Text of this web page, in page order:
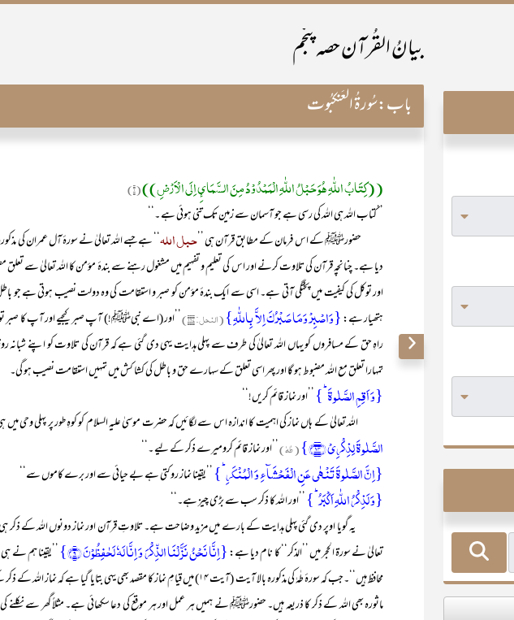
بیانُ القُرآن حصہ پنجم
باب:سُورۃُ الْعَنکبُوت
((کِتَابُ اللّٰہِ ھُوَ حَبْلُ اللّٰہِ الْمَمْدُوْدُ مِنَ السَّمَائِ اِلَی الْاَرْضِ))(۱)
’’کتاب اللہ ہی اللہ کی رسی ہے جو آسمان سے زمین تک تنی ہوئی ہے ۔‘‘
حضورﷺ کے اس فرمان کے مطابق قرآن ہی ’’ حبل اللہ‘‘ ہے جسے اللہ تعالیٰ نے سورۂ آل عمران کی
دیا ہے۔ چنانچہ قرآن کی تلاوت کرنے اور اس کی تعلیم و تفہیم میں مشغول رہنے سے بندۂ مؤمن کا اللہ تعالیٰ سے
اور توکل کی کیفیت میں پختگی آتی ہے۔ اسی سے ایک بندۂ مؤمن کو صبر و استقامت کی وہ دولت نصیب ہوتی ہے
ہتھیار ہے:{وَاصْبِرْ وَمَا صَبْرُکَ اِلاَّ بِاللّٰہِ}(النحل: ۱۲۷)
’’اور (اے نبیﷺ!) آپ صبر کیجیے اور آپ کا صبر
راہِ حق کے مسافروں کو یہاں اللہ تعالیٰ کی طرف سے پہلی ہدایت یہی دی گئی ہے کہ قرآن کی تلاوت کو اپنے
تمہارا تعلق مع اللہ مضبوط ہو گا اور پھر اسی تعلق کے سہارے حق و باطل کی کشا کش میں تمہیں استقامت نصیب ہو گی۔
{وَ اَقِمِ الصَّلٰوۃَ ؕ} ’’اور نماز قائم کریں!‘‘
اللہ تعالیٰ کے ہاں نماز کی اہمیت کا اندازہ اس سے لگائیں کہ حضرت موسیٰ علیہ السلام کو کوہِ طور پر پہلی وحی
الصَّلٰوۃَ لِذِکۡرِیۡ ﴿۱۴﴾}
( طٰہٰ) ’’اور نماز قائم کرومیرے ذکر کے لیے ۔‘‘
{اِنَّ الصَّلٰوۃَ تَنۡہٰی عَنِ الۡفَحۡشَآءِ وَ الۡمُنۡکَرِ ؕ} ’’یقینا نماز روکتی ہے بے حیائی سے اور برے کاموں سے‘‘
{وَ لَذِکۡرُ اللّٰہِ اَکۡبَرُ ؕ} ’’اور اللہ کا ذکر سب سے بڑی چیز ہے۔‘‘
یہ گویا اوپر دی گئی پہلی ہدایت کے بارے میں مزید وضاحت ہے۔ تلاوتِ قرآن اور نماز دونوں اللہ کے ذکر ہی
تعالیٰ نے سورۃ الحجر میں ’’الذکر‘‘ کا نام دیا ہے:{اِنَّا نَحۡنُ نَزَّلۡنَا الذِّکۡرَ وَ اِنَّا لَہٗ لَحٰفِظُوۡنَ ﴿۹﴾}
’’یقینا ہم
محافظ ہیں‘‘۔جب کہ سورۂ طٰہٰ کی مذکورہ بالا آیت (آیت ۱۴) میں قیامِ نماز کا مقصد بھی یہی بتایا
ماثورہ بھی اللہ کے ذکر کا ذریعہ ہیں۔ حضورﷺ نے ہمیں ہر عمل اور ہر موقع کی دعا سکھائی ہے۔ مثلاً گھر سے نکلنے